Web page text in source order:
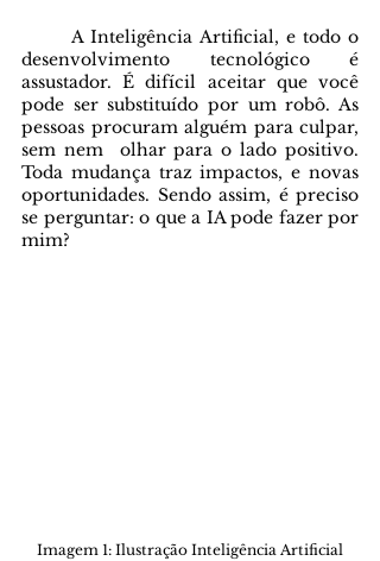
	A Inteligência Artificial, e todo o
desenvolvimento tecnológico é
assustador. É difícil aceitar que você
pode ser substituído por um robô. As
pessoas procuram alguém para culpar,
sem nem  olhar para o lado positivo.
Toda mudança traz impactos, e novas
oportunidades. Sendo assim, é preciso
se perguntar: o que a IA pode fazer por
mim?
Imagem 1: Ilustração Inteligência Artificial